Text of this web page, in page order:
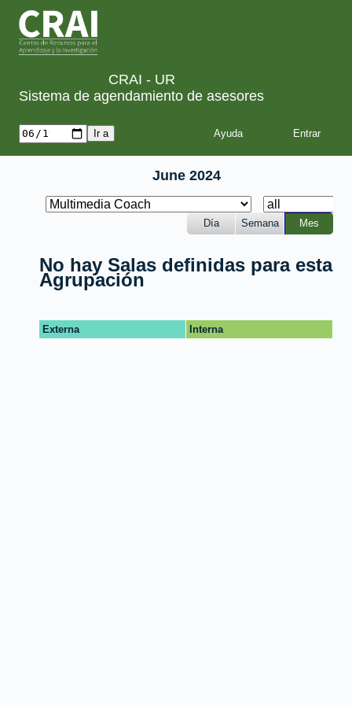
CRAI - UR
Sistema de agendamiento de asesores
Ayuda
June 2024
Día Semana Mes
No hay Salas definidas para esta
Agrupación
Externa Interna